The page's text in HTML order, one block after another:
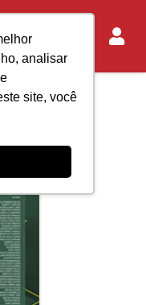
analisar
site, você